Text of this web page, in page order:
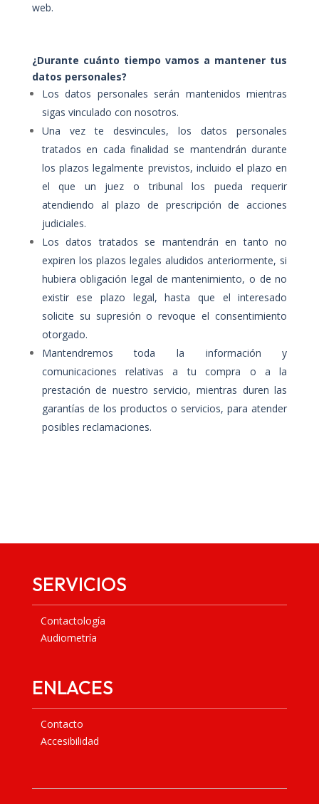
web.
¿Durante cuánto tiempo vamos a mantener tus
datos personales?
Los datos personales serán mantenidos mientras
sigas vinculado con nosotros.
Una vez te desvincules, los datos personales
tratados en cada finalidad se mantendrán durante
los plazos legalmente previstos, incluido el plazo en
el que un juez o tribunal los pueda requerir
atendiendo al plazo de prescripción de acciones
judiciales.
Los datos tratados se mantendrán en tanto no
expiren los plazos legales aludidos anteriormente, si
hubiera obligación legal de mantenimiento, o de no
existir ese plazo legal, hasta que el interesado
solicite su supresión o revoque el consentimiento
otorgado.
Mantendremos toda la información y
comunicaciones relativas a tu compra o a la
prestación de nuestro servicio, mientras duren las
garantías de los productos o servicios, para atender
posibles reclamaciones.
SERVICIOS
Contactología
Audiometría
ENLACES
Contacto
Accesibilidad